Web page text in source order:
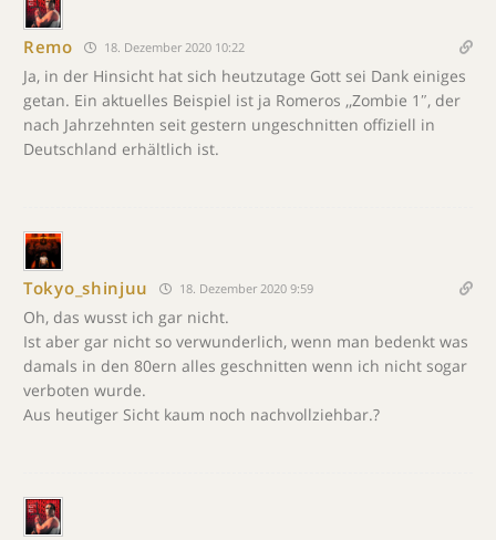
Remo 18. Dezember 2020 10:22
Ja, in der Hinsicht hat sich heutzutage Gott sei Dank einiges
getan. Ein aktuelles Beispiel ist ja Romeros ,,Zombie 1″, der
nach Jahrzehnten seit gestern ungeschnitten offiziell in
Deutschland erhältlich ist.
Tokyo_shinjuu 18. Dezember 2020 9:59
Oh, das wusst ich gar nicht.
Ist aber gar nicht so verwunderlich, wenn man bedenkt was
damals in den 80ern alles geschnitten wenn ich nicht sogar
verboten wurde.
Aus heutiger Sicht kaum noch nachvollziehbar.?